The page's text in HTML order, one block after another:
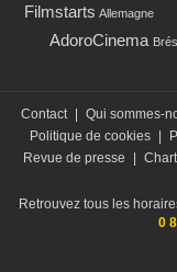
Filmstarts Allemagne
AdoroCinema
Contact | Qui sommes-
Politique de cookies |
Revue de presse
|
Retrouvez tous les
0